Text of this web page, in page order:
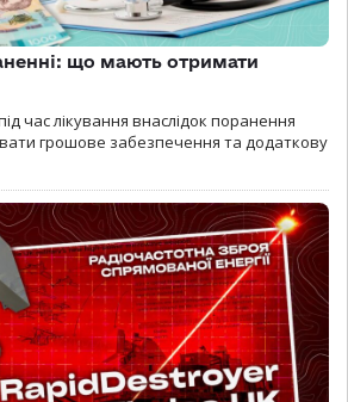
що мають отримати
час лікування внаслідок поранення
грошове забезпечення та додаткову